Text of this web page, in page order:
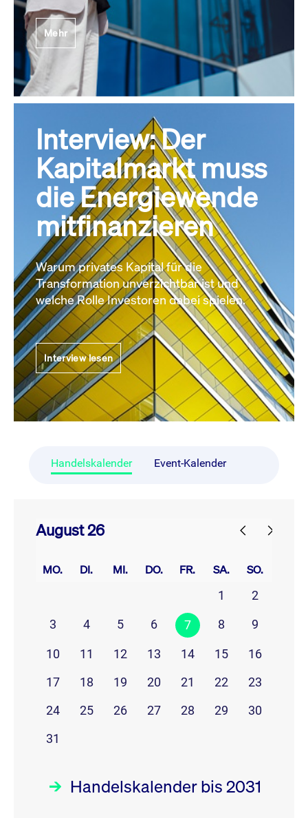
Mehr
Interview: Der
Kapitalmarkt muss
die Energiewende
mitfinanzieren
Warum privates Kapital für die
Transformation unverzichtbar ist und
welche Rolle Investoren dabei spielen.
Interview lesen
Handelskalender Event-Kalender
August 26
MO. DI. MI. DO. FR. SA. SO.
1
2
3
4 5 6 7 8 9
10 11 12 13 14 15
16
17
18 19 20 21 22
23
24
25 26 27 28 29
30
31
Handelskalender bis 2031